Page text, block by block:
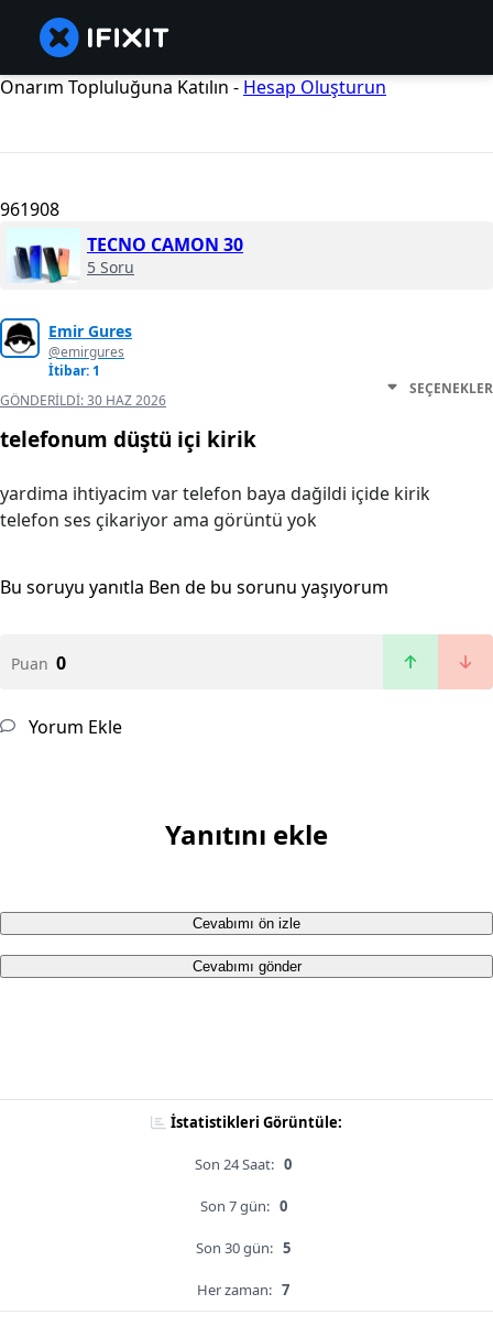
Onarım Topluluğuna Katılın - Hesap Oluşturun
961908
TECNO CAMON 30
5 Soru
Emir Gures
@emirgures
İtibar: 1
GÖNDERILDI:30 HAZ 2026
SEÇENEKLER
telefonum düştü i̇çi̇ kirik
yardima i̇hti̇yacim var telefon baya dağildi i̇çi̇de kirik
telefon ses çikariyor ama görüntü yok
Bu soruyu yanıtla Ben de bu sorunu yaşıyorum
Puan 0
Yorum Ekle
Yanıtını ekle
Cevabımı ön izle
Cevabımı gönder
İstatistikleri Görüntüle:
Son 24 Saat: 0
Son 7 gün: 0
Son 30 gün: 5
Her zaman: 7